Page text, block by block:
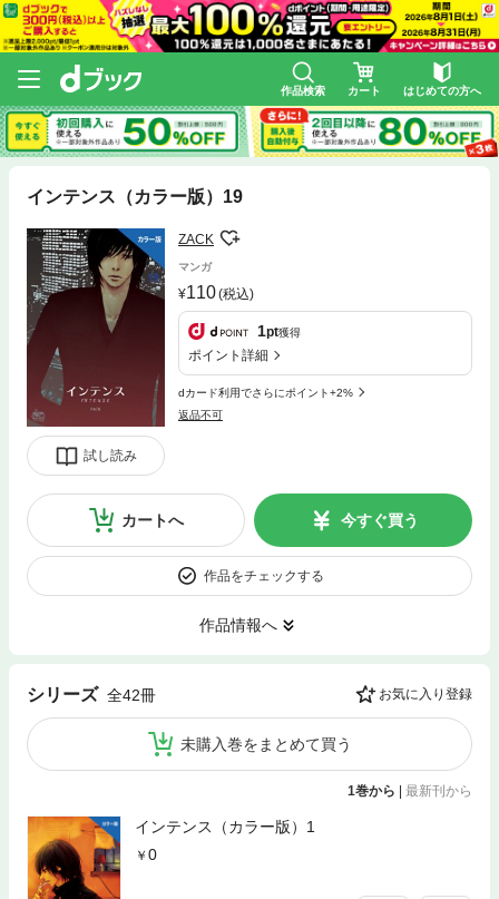
作品検索 カート はじめての方へ
インテンス（カラー版）19
試し読み
ZACK
マンガ
110(税込)
1pt獲得
ポイント詳細
dカード利用でさらにポイント+2%
返品不可
カートへ 今すぐ買う
作品をチェックする
作品情報へ
シリーズ 全42冊 お気に入り登録
未購入巻をまとめて買う
1巻から | 最新刊から
インテンス（カラー版）1
0